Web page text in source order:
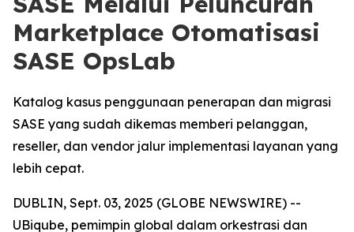
Marketplace Otomatisasi
SASE OpsLab
Katalog kasus penggunaan penerapan dan migrasi
SASE yang sudah dikemas memberi pelanggan,
reseller, dan vendor jalur implementasi layanan yang
lebih cepat.
DUBLIN, Sept. 03, 2025 (GLOBE NEWSWIRE) --
UBiqube, pemimpin global dalam orkestrasi dan